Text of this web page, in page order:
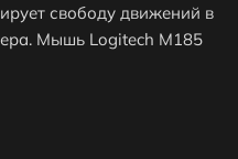
свободу движений в
Мышь Logitech M185